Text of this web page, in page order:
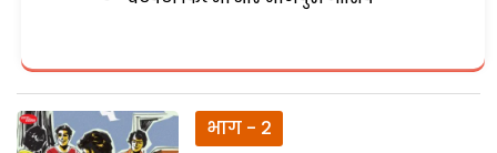
भाग - 2